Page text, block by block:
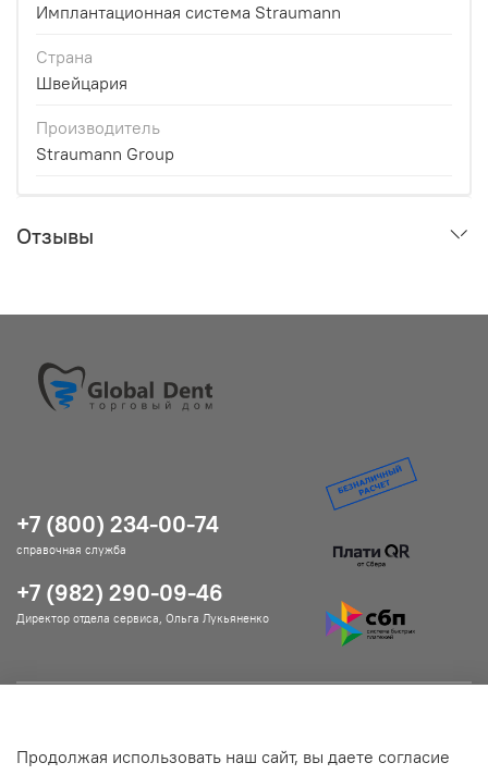
Имплантационная система Straumann
Страна
Швейцария
Производитель
Straumann Group
Отзывы
+7 (800) 234-00-74
справочная служба
+7 (982) 290-09-46
Директор отдела сервиса, Ольга Лукьяненко
Продолжая использовать наш сайт, вы даете согласие